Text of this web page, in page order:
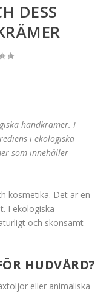
DESS
handkrämer. I
i ekologiska
som innehåller
kosmetika. Det är en
I ekologiska
och skonsamt
HUDVÅRD?
eller animaliska